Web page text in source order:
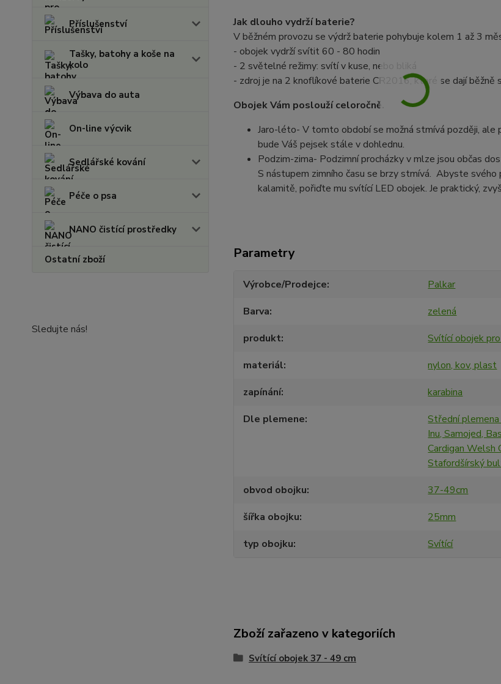
Příslušenství
Tašky, batohy a koše na
kolo
Výbava do auta
On-line výcvik
Sedlářské kování
Péče o psa
NANO čistící prostředky
Ostatní zboží
Sledujte nás!
Jak dlouho vydrží baterie?
V běžném provozu se výdrž baterie pohybuje kolem 1 až 3
- obojek vydrží svítit 60 - 80 hodin
- 2 světelné režimy: svítí v kuse, nebo bliká
- zdroj je na 2 knoflíkové baterie CR2016, které se dají běžně
Obojek Vám poslouží celoročně.
Jaro-léto- V tomto období se možná stmívá později, ale
bude Váš pejsek stále v dohlednu.
Podzim-zima- Podzimní procházky v mlze jsou občas
S nástupem zimního času se brzy stmívá. Abyste
kalamitě, pořiďte mu svítící LED obojek. Je praktický,
Parametry
Výrobce/Prodejce
Palkar
Barva
zelená
produkt
Svítící obojek
materiál
nylon, kov, plast
zapínání
karabina
Dle plemene
Střední
Inu, Samojed,
Cardigan Welsh
Stafordšírský
obvod obojku
37-49cm
šířka obojku
25mm
typ obojku
Svítící
Zboží zařazeno v kategoriích
Svítící obojek 37 - 49 cm